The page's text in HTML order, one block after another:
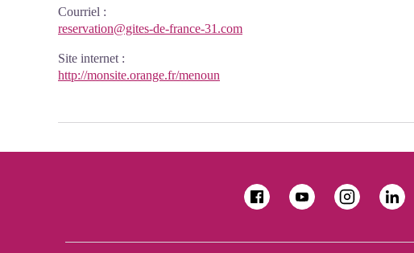
Courriel :
reservation@gites-de-france-31.com
Site internet :
http://monsite.orange.fr/menoun